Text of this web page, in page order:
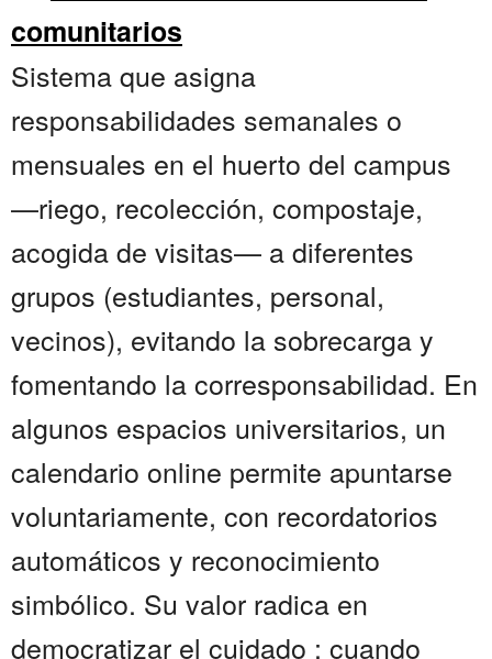
comunitarios
Sistema que asigna
responsabilidades semanales o
mensuales en el huerto del campus
—riego, recolección, compostaje,
acogida de visitas— a diferentes
grupos (estudiantes, personal,
vecinos), evitando la sobrecarga y
fomentando la corresponsabilidad. En
algunos espacios universitarios, un
calendario online permite apuntarse
voluntariamente, con recordatorios
automáticos y reconocimiento
simbólico. Su valor radica en
democratizar el cuidado : cuando